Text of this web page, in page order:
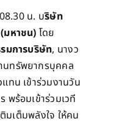
น.​ บริษัท
มหาชน) โดย
มการบริษัท, นางว
ทรัพยากรบุคคล
ทน เข้าร่วมงานวัน
พร้อมเข้าร่วมเวที
ติมเต็มพลังใจ ให้คน